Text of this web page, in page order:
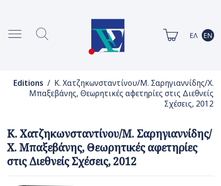
Editions / Κ. Χατζηκωνσταντίνου/Μ. Σαρηγιαννίδης/Χ.
Μπαξεβάνης, Θεωρητικές αφετηρίες στις Διεθνείς
Σχέσεις, 2012
Κ. Χατζηκωνσταντίνου/Μ. Σαρηγιαννίδης/
Χ. Μπαξεβάνης, Θεωρητικές αφετηρίες
στις Διεθνείς Σχέσεις, 2012